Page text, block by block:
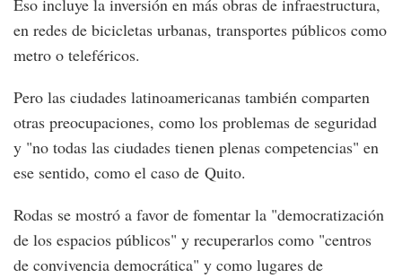
Eso incluye la inversión en más obras de infraestructura,
en redes de bicicletas urbanas, transportes públicos como
metro o teleféricos.
Pero las ciudades latinoamericanas también comparten
otras preocupaciones, como los problemas de seguridad
y "no todas las ciudades tienen plenas competencias" en
ese sentido, como el caso de Quito.
Rodas se mostró a favor de fomentar la "democratización
de los espacios públicos" y recuperarlos como "centros
de convivencia democrática" y como lugares de